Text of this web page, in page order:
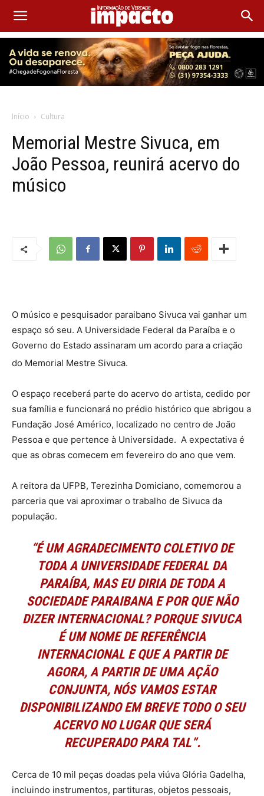
Início Cultura
Memorial Mestre Sivuca, em
João Pessoa, reunirá acervo do
músico
O músico e pesquisador paraibano Sivuca vai ganhar um
espaço só seu. A Universidade Federal da Paraíba e o
Governo do Estado assinaram um acordo para a criação
do Memorial Mestre Sivuca.
O espaço receberá parte do acervo do artista, cedido por
sua família e funcionará no prédio histórico que abrigou a
Fundação José Américo, localizado no centro de João
Pessoa e que pertence à Universidade. A expectativa é
que as obras comecem em fevereiro do ano que vem.
A reitora da UFPB, Terezinha Domiciano, comemorou a
parceria que vai aproximar o trabalho de Sivuca da
população.
“É UM AGRADECIMENTO COLETIVO DE
TODA A UNIVERSIDADE FEDERAL DA
PARAÍBA, MAS EU DIRIA DE TODA A
SOCIEDADE PARAIBANA E POR QUE NÃO
DIZER INTERNACIONAL? PORQUE SIVUCA
É UM NOME DE REFERÊNCIA
INTERNACIONAL E QUE A PARTIR DE
AGORA, A PARTIR DE UMA AÇÃO
CONJUNTA, NÓS VAMOS ESTAR
DISPONIBILIZANDO EM BREVE TODO O SEU
ACERVO NO LUGAR QUE SERÁ
RECUPERADO PARA TAL”.
Cerca de 10 mil peças doadas pela viúva Glória Gadelha,
incluindo instrumentos, partituras, objetos pessoais,